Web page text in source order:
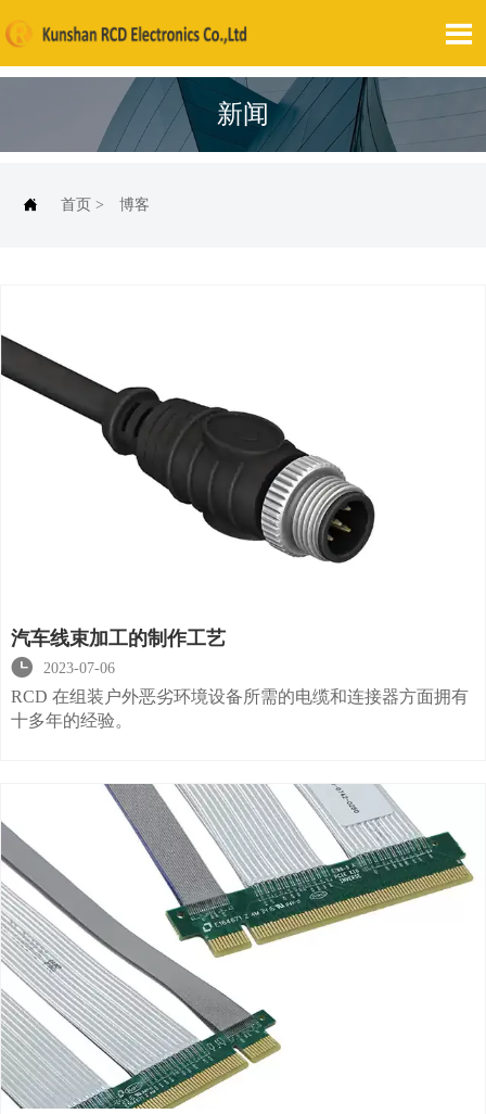

新闻
 首页 > 博客
汽车线束加工的制作工艺

2023-07-06
RCD 在组装户外恶劣环境设备所需的电缆和连接器方面拥有
十多年的经验。